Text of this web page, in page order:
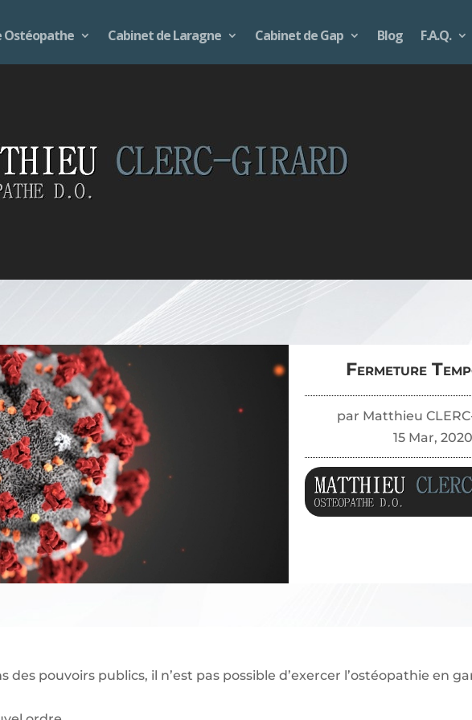
Ostéopathe Cabinet de Laragne Cabinet de Gap Blog F.A.Q.
Fermeture
par Matthieu
15 Mar, 2020
pouvoirs publics, il n’est pas possible d’exercer l’ostéopathie en